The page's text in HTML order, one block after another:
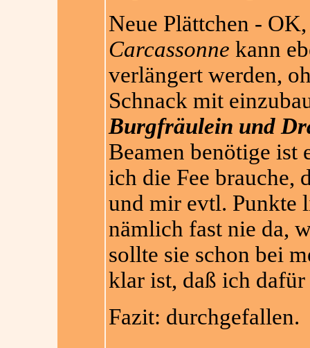
Neue Plättchen -
Carcassonne kann
verlängert werden,
Schnack mit
Burgfräulein und
Beamen benötige ist
ich die Fee brauche,
und mir evtl. Punkte
nämlich fast nie da,
sollte sie schon bei
klar ist, daß ich
Fazit: durchgefallen.